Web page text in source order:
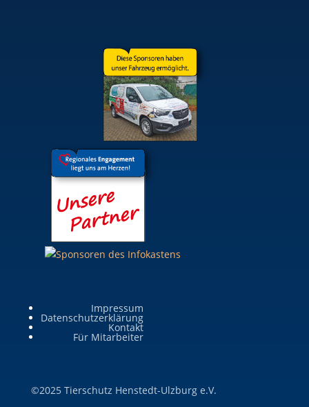
Impressum
Datenschutzerklärung
Kontakt
Für Mitarbeiter
©2025 Tierschutz Henstedt-Ulzburg e.V.